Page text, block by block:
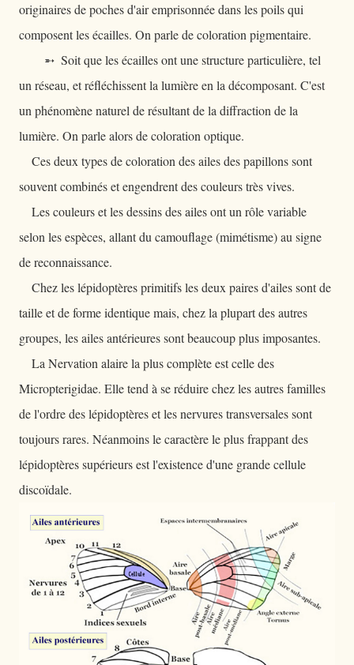
originaires de poches d'air emprisonnée dans les poils qui
composent les écailles. On parle de coloration pigmentaire.
➵ Soit que les écailles ont une structure particulière, tel
un réseau, et réfléchissent la lumière en la décomposant. C'est
un phénomène naturel de résultant de la diffraction de la
lumière. On parle alors de coloration optique.
Ces deux types de coloration des ailes des papillons sont
souvent combinés et engendrent des couleurs très vives.
Les couleurs et les dessins des ailes ont un rôle variable
selon les espèces, allant du camouflage (mimétisme) au signe
de reconnaissance.
Chez les lépidoptères primitifs les deux paires d'ailes sont de
taille et de forme identique mais, chez la plupart des autres
groupes, les ailes antérieures sont beaucoup plus imposantes.
La Nervation alaire la plus complète est celle des
Micropterigidae. Elle tend à se réduire chez les autres familles
de l'ordre des lépidoptères et les nervures transversales sont
toujours rares. Néanmoins le caractère le plus frappant des
lépidoptères supérieurs est l'existence d'une grande cellule
discoïdale.